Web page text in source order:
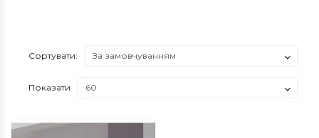
Сортувати:
Показати